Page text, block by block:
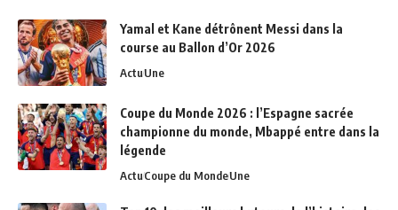
Yamal et Kane détrônent Messi dans la
course au Ballon d’Or 2026
ActuUne
Coupe du Monde 2026 : l’Espagne sacrée
championne du monde, Mbappé entre dans la
légende
ActuCoupe du MondeUne